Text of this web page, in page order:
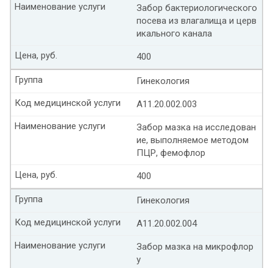
Забор бактериологического
посева из влагалища и церв
икального канала
Наименование услуги
400
Цена, руб.
Гинекология
Группа
А11.20.002.003
Код медицинской услуги
Забор мазка на исследован
ие, выполняемое методом
ПЦР, фемофлор
Наименование услуги
400
Цена, руб.
Гинекология
Группа
А11.20.002.004
Код медицинской услуги
Забор мазка на микрофлор
у
Наименование услуги